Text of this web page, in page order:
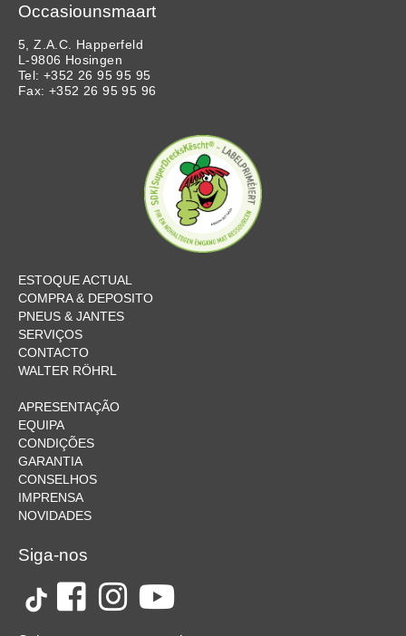
Occasiounsmaart
5, Z.A.C. Happerfeld
L-9806 Hosingen
Tel: +352 26 95 95 95
Fax: +352 26 95 95 96
ESTOQUE ACTUAL
COMPRA & DEPOSITO
PNEUS & JANTES
SERVIÇOS
CONTACTO
WALTER RÖHRL
APRESENTAÇÃO
EQUIPA
CONDIÇÕES
GARANTIA
CONSELHOS
IMPRENSA
NOVIDADES
Siga-nos